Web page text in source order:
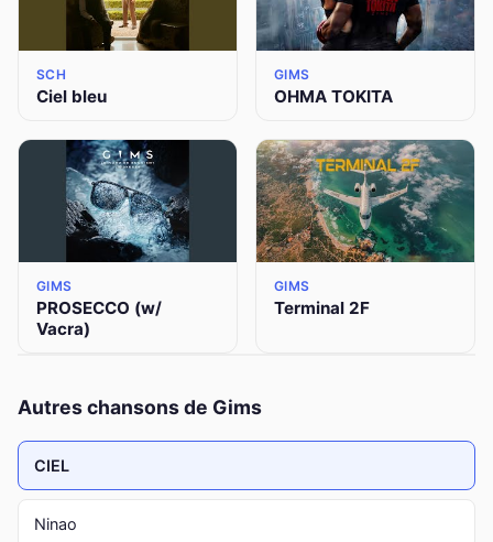
SCH
Ciel bleu
GIMS
OHMA TOKITA
GIMS
PROSECCO (w/
Vacra)
GIMS
Terminal 2F
Autres chansons de Gims
CIEL
Ninao